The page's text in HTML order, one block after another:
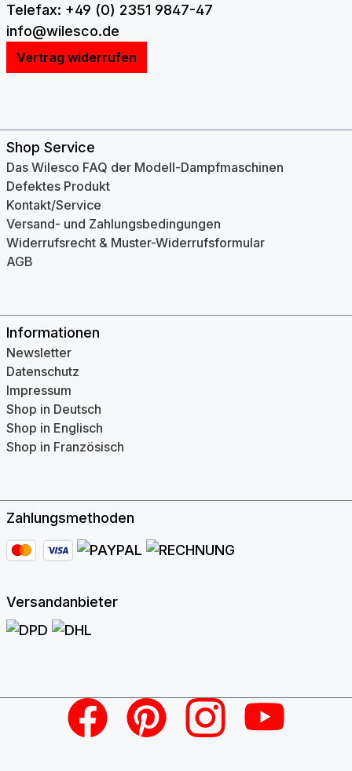
Telefax: +49 (0) 2351 9847-47
info@wilesco.de
Vertrag widerrufen
Shop Service
Das Wilesco FAQ der Modell-Dampfmaschinen
Defektes Produkt
Kontakt/Service
Versand- und Zahlungsbedingungen
Widerrufsrecht & Muster-Widerrufsformular
AGB
Informationen
Newsletter
Datenschutz
Impressum
Shop in Deutsch
Shop in Englisch
Shop in Französisch
Zahlungsmethoden
Versandanbieter